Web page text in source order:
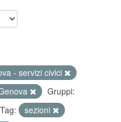
- servizi civici
Gruppi:
Tag:
sezioni